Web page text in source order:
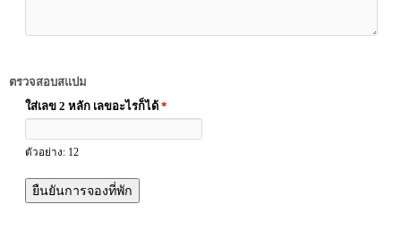
ตรวจสอบสแปม
ใส่เลข 2 หลัก เลขอะไรก็ได้ *
ตัวอย่าง: 12